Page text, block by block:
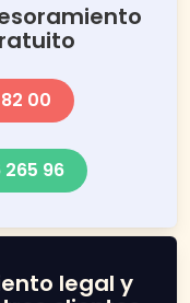
00
96
legal y